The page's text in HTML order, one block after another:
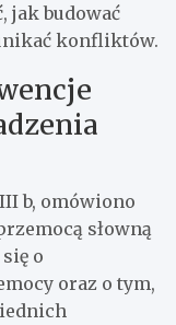
jak budować
konfliktów.
b, omówiono
słowną
o
oraz o tym,